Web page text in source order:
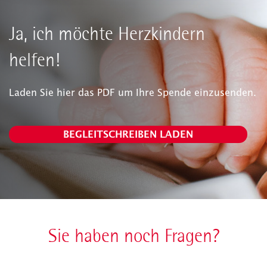
Ja, ich möchte Herzkindern
helfen!
Laden Sie hier das PDF um Ihre Spende einzusenden.
BEGLEITSCHREIBEN LADEN
Sie haben noch Fragen?